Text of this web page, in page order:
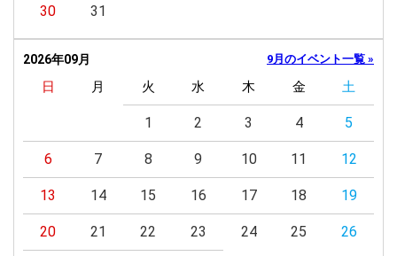
30 31
2026年09月 9月のイベント一覧 »
日 月 火 水 木 金 土
1 2 3 4 5
6 7 8 9 10 11 12
13 14 15 16 17 18 19
20 21 22 23 24 25 26